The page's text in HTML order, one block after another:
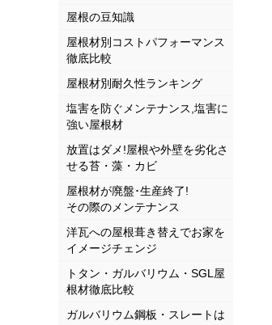
屋根の豆知識
屋根材別コストパフォーマンス
徹底比較
屋根材別耐久性ランキング
塩害を防ぐメンテナンス,塩害に
強い屋根材
放置はダメ!屋根や外壁を劣化さ
せる苔・藻・カビ
屋根材が廃盤･生産終了!
その際のメンテナンス
洋瓦への屋根葺き替えでお家を
イメージチェンジ
トタン・ガルバリウム・SGL屋
根材徹底比較
ガルバリウム鋼板・スレートは